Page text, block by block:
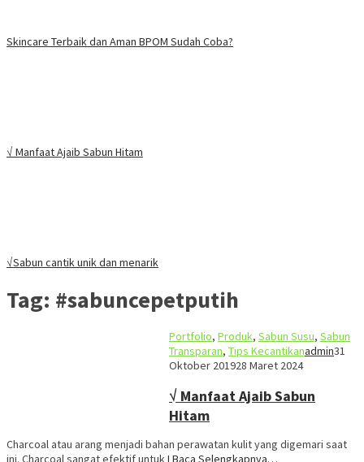
Skincare Terbaik dan Aman BPOM Sudah Coba?
√ Manfaat Ajaib Sabun Hitam
√Sabun cantik unik dan menarik
Tag: #sabuncepetputih
Portfolio, Produk, Sabun Susu, Sabun
Transparan, Tips Kecantikanadmin31
Oktober 201928 Maret 2024
√ Manfaat Ajaib Sabun
Hitam
Charcoal atau arang menjadi bahan perawatan kulit yang digemari saat
ini. Charcoal sangat efektif untukI Baca Selengkapnya…